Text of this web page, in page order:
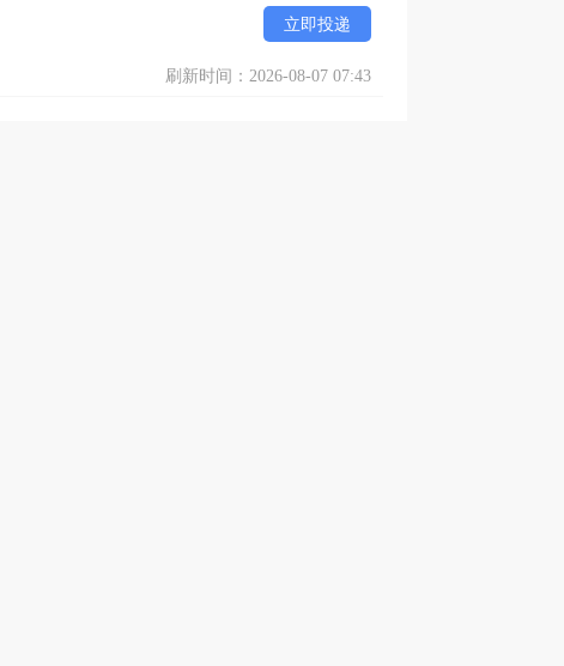
立即投递
刷新时间：2026-08-07 07:43